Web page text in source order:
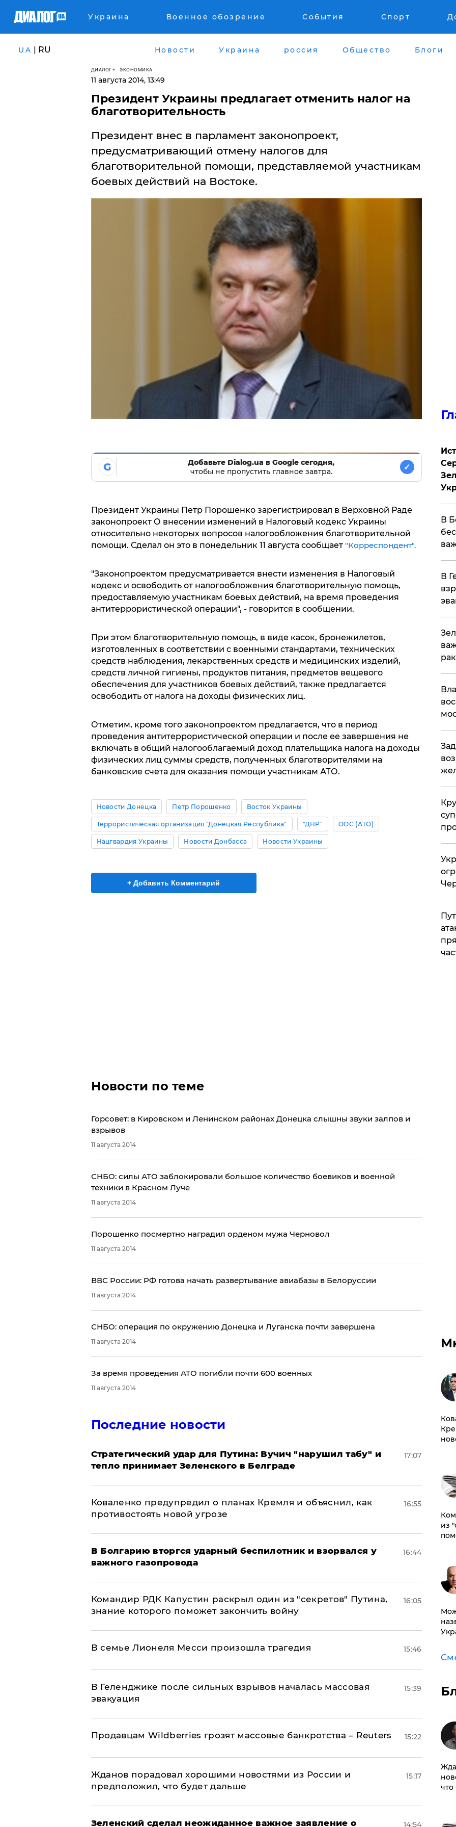
Украина Военное обозрение События Спорт
UA | RU Новости Украина россия Общество Блоги
ДИАЛОГ ЭКОНОМИКА
11 августа 2014, 13:49
Президент Украины предлагает отменить налог на
благотворительность
Президент внес в парламент законопроект,
предусматривающий отмену налогов для
благотворительной помощи, представляемой участникам
боевых действий на Востоке.
G
Добавьте Dialog.ua в Google сегодня,
чтобы не пропустить главное завтра.
✓
Президент Украины Петр Порошенко зарегистрировал в Верховной Раде
законопроект О внесении изменений в Налоговый кодекс Украины
относительно некоторых вопросов налогообложения благотворительной
помощи. Сделал он это в понедельник 11 августа сообщает "Корреспондент".
"Законопроектом предусматривается внести изменения в Налоговый
кодекс и освободить от налогообложения благотворительную помощь,
предоставляемую участникам боевых действий, на время проведения
антитеррористической операции", - говорится в сообщении.
При этом благотворительную помощь, в виде касок, бронежилетов,
изготовленных в соответствии с военными стандартами, технических
средств наблюдения, лекарственных средств и медицинских изделий,
средств личной гигиены, продуктов питания, предметов вещевого
обеспечения для участников боевых действий, также предлагается
освободить от налога на доходы физических лиц.
Отметим, кроме того законопроектом предлагается, что в период
проведения антитеррористической операции и после ее завершения не
включать в общий налогооблагаемый доход плательщика налога на доходы
физических лиц суммы средств, полученных благотворителями на
банковские счета для оказания помощи участникам АТО.
Новости Донецка Петр Порошенко Восток Украины
Террористическая организация "Донецкая Республика" "ДНР" ООС (АТО)
Нацгвардия Украины Новости Донбасса Новости Украины
+ Добавить Комментарий
Новости по теме
​Горсовет: в Кировском и Ленинском районах Донецка слышны звуки залпов и
взрывов
11 августа 2014
СНБО: силы АТО заблокировали большое количество боевиков и военной
техники в Красном Луче
11 августа 2014
Порошенко посмертно наградил орденом мужа Черновол
11 августа 2014
ВВС России: РФ готова начать развертывание авиабазы в Белоруссии
11 августа 2014
​СНБО: операция по окружению Донецка и Луганска почти завершена
11 августа 2014
За время проведения АТО погибли почти 600 военных
11 августа 2014
Последние новости
Стратегический удар для Путина: Вучич "нарушил табу" и
тепло принимает Зеленского в Белграде
17:07
Коваленко предупредил о планах Кремля и объяснил, как
противостоять новой угрозе
16:55
В Болгарию вторгся ударный беспилотник и взорвался у
важного газопровода
16:44
Командир РДК Капустин раскрыл один из "секретов" Путина,
знание которого поможет закончить войну
16:05
В семье Лионеля Месси произошла трагедия 15:46
В Геленджике после сильных взрывов началась массовая
эвакуация
15:39
Продавцам Wildberries грозят массовые банкротства – Reuters 15:22
Жданов порадовал хорошими новостями из России и
предположил, что будет дальше
15:17
Зеленский сделал неожиданное важное заявление о 14:54
В
В
из
что